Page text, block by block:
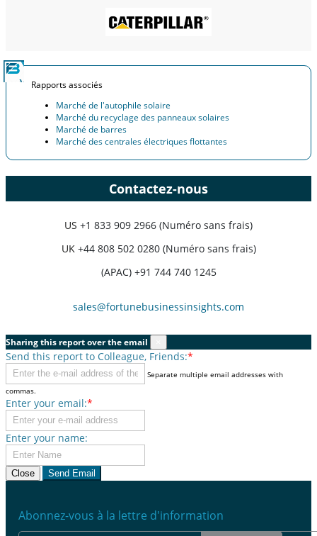
Rapports associés
Marché de l'autophile solaire
Marché du recyclage des panneaux solaires
Marché de barres
Marché des centrales électriques flottantes
Contactez-nous
US +1 833 909 2966 (Numéro sans frais)
UK +44 808 502 0280 (Numéro sans frais)
(APAC) +91 744 740 1245
sales@fortunebusinessinsights.com
Sharing this report over the email
Send this report to Colleague, Friends:*
Separate multiple email addresses with
commas.
Enter your email:*
Enter your name:
Close Send Email
Abonnez-vous à la lettre d'information